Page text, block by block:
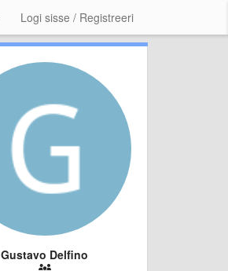
Logi sisse / Registreeri
Gustavo Delfino